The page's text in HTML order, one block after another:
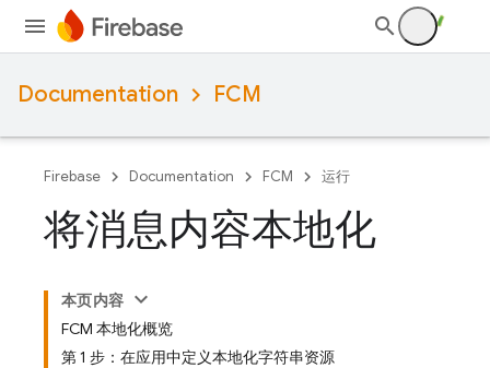
Documentation FCM
Firebase Documentation FCM 运行
将消息内容本地化
本页内容
FCM 本地化概览
第 1 步：在应用中定义本地化字符串资源